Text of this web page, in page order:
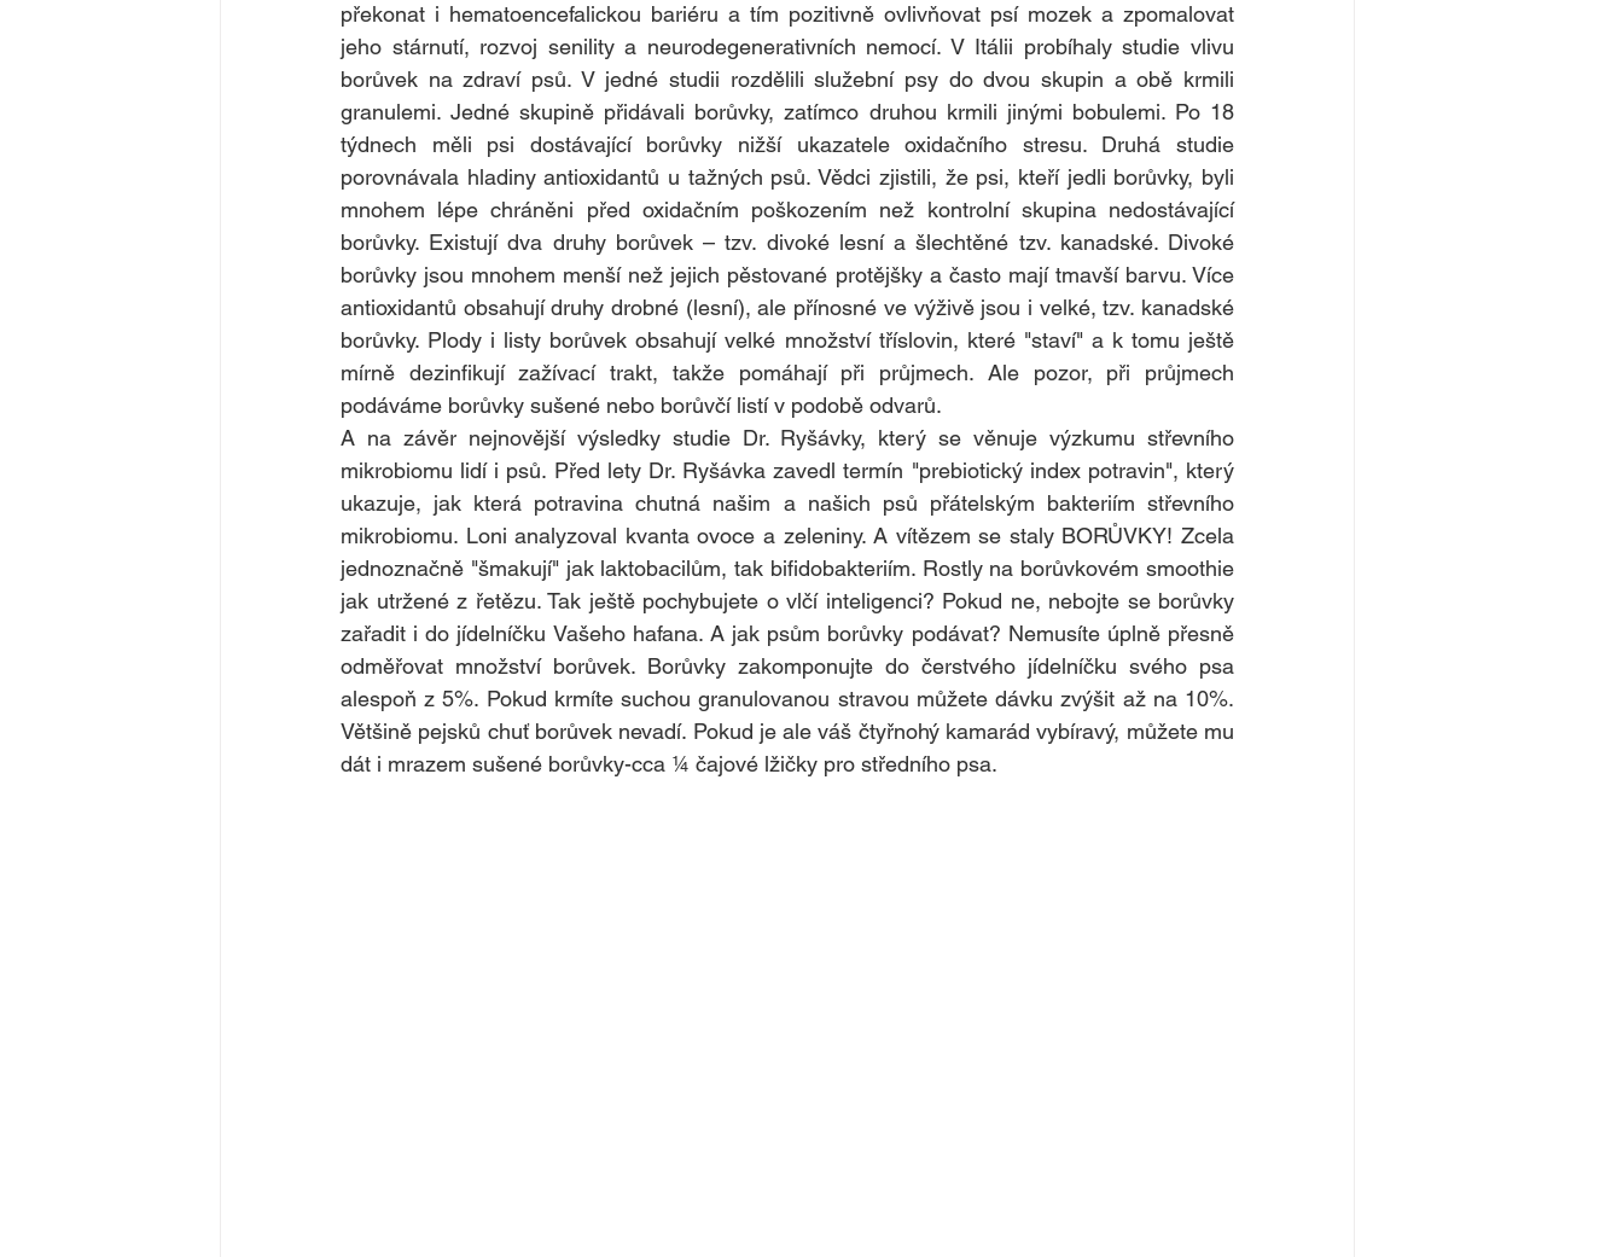
překonat i hematoencefalickou bariéru a tím pozitivně ovlivňovat psí mozek a zpomalovat
jeho stárnutí, rozvoj senility a neurodegenerativních nemocí. V Itálii probíhaly studie vlivu
borůvek na zdraví psů. V jedné studii rozdělili služební psy do dvou skupin a obě krmili
granulemi. Jedné skupině přidávali borůvky, zatímco druhou krmili jinými bobulemi. Po 18
týdnech měli psi dostávající borůvky nižší ukazatele oxidačního stresu. Druhá studie
porovnávala hladiny antioxidantů u tažných psů. Vědci zjistili, že psi, kteří jedli borůvky, byli
mnohem lépe chráněni před oxidačním poškozením než kontrolní skupina nedostávající
borůvky. Existují dva druhy borůvek – tzv. divoké lesní a šlechtěné tzv. kanadské. Divoké
borůvky jsou mnohem menší než jejich pěstované protějšky a často mají tmavší barvu. Více
antioxidantů obsahují druhy drobné (lesní), ale přínosné ve výživě jsou i velké, tzv. kanadské
borůvky. Plody i listy borůvek obsahují velké množství tříslovin, které "staví" a k tomu ještě
mírně dezinfikují zažívací trakt, takže pomáhají při průjmech. Ale pozor, při průjmech
podáváme borůvky sušené nebo borůvčí listí v podobě odvarů.
A na závěr nejnovější výsledky studie Dr. Ryšávky, který se věnuje výzkumu střevního
mikrobiomu lidí i psů. Před lety Dr. Ryšávka zavedl termín "prebiotický index potravin", který
ukazuje, jak která potravina chutná našim a našich psů přátelským bakteriím střevního
mikrobiomu. Loni analyzoval kvanta ovoce a zeleniny. A vítězem se staly BORŮVKY! Zcela
jednoznačně "šmakují" jak laktobacilům, tak bifidobakteriím. Rostly na borůvkovém smoothie
jak utržené z řetězu. Tak ještě pochybujete o vlčí inteligenci? Pokud ne, nebojte se borůvky
zařadit i do jídelníčku Vašeho hafana. A jak psům borůvky podávat? Nemusíte úplně přesně
odměřovat množství borůvek. Borůvky zakomponujte do čerstvého jídelníčku svého psa
alespoň z 5%. Pokud krmíte suchou granulovanou stravou můžete dávku zvýšit až na 10%.
Většině pejsků chuť borůvek nevadí. Pokud je ale váš čtyřnohý kamarád vybíravý, můžete mu
dát i mrazem sušené borůvky-cca ¼ čajové lžičky pro středního psa.